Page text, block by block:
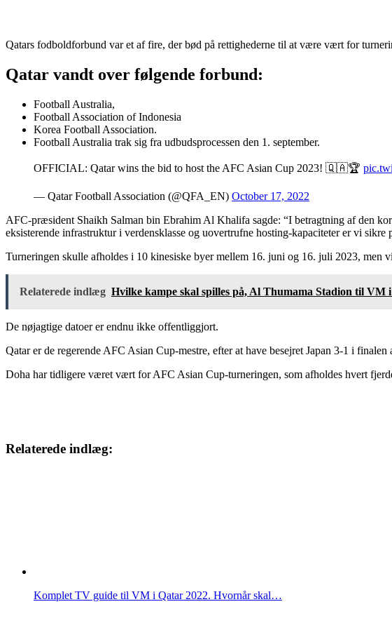
Qatars fodboldforbund var et af fire, der bød på rettighederne til at være vært for
Qatar vandt over følgende forbund:
Football Australia,
Football Association of Indonesia
Korea Football Association.
Football Australia trak sig fra udbudsprocessen den 1. september.
OFFICIAL: Qatar wins the bid to host the AFC Asian Cup 2023! 🇶🇦🏆
— Qatar Football Association (@QFA_EN) October 17, 2022
AFC-præsident Shaikh Salman bin Ebrahim Al Khalifa sagde: “I betragtning af den
eksisterende infrastruktur i verdensklasse og uovertrufne hosting-kapaciteter er vi sikre
Turneringen skulle afholdes i 10 kinesiske byer mellem 16. juni og 16. juli 2023, men
Relaterede indlæg Hvilke kampe skal spilles på, Al Thumama Stadion til VM
De nøjagtige datoer er endnu ikke offentliggjort.
Qatar er de regerende AFC Asian Cup-mestre, efter at have besejret Japan 3-1 i
Doha har tidligere været vært for AFC Asian Cup-turneringen, som afholdes hvert
Relaterede indlæg:
Komplet TV guide til VM i Qatar 2022. Hvornår skal…